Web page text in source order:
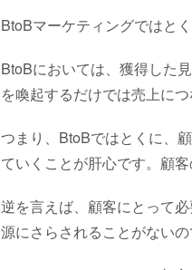
BtoBマーケティングではと
BtoBにおいては、獲得した
を喚起するだけでは売上に
つまり、BtoBではとくに、
ていくことが肝心です。顧
逆を言えば、顧客にとって
源にさらされることがないの